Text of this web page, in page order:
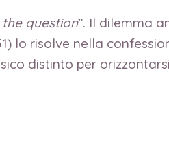
question”. Il dilemma
lo risolve nella
distinto per